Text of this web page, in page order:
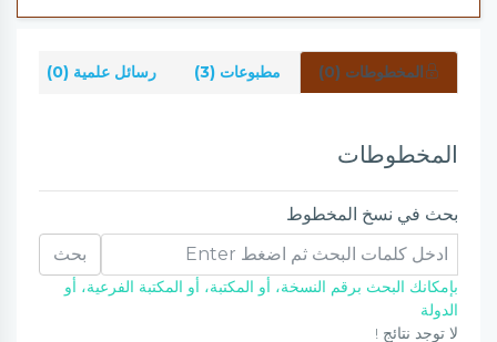
المخطوطات (0) مطبوعات (3) رسائل علمية (0)
المخطوطات
بحث في نسخ المخطوط
بحث
بإمكانك البحث برقم النسخة، أو المكتبة، أو المكتبة الفرعية، أو
الدولة
لا توجد نتائج !